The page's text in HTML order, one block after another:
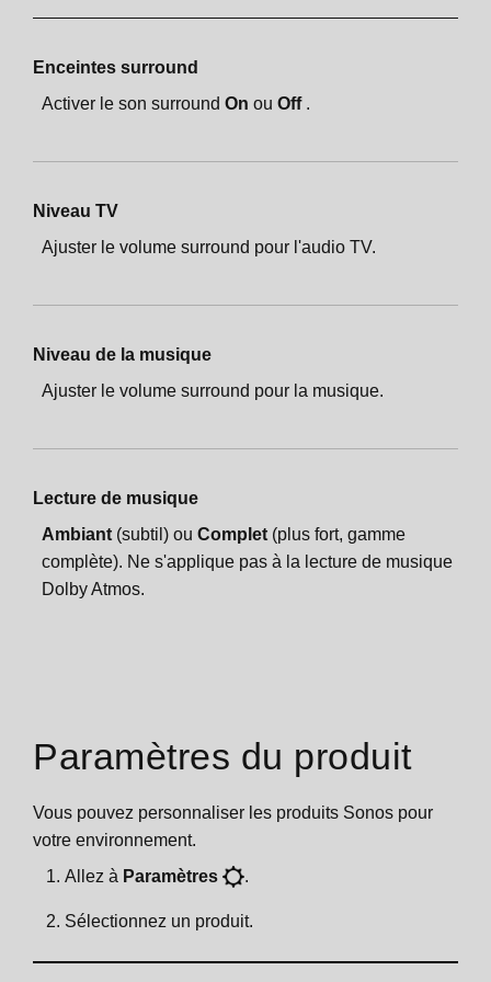
Enceintes surround
Activer le son surround On ou Off.
Niveau TV
Ajuster le volume surround pour l'audio TV.
Niveau de la musique
Ajuster le volume surround pour la musique.
Lecture de musique
Ambiant (subtil) ou Complet (plus fort, gamme
complète). Ne s'applique pas à la lecture de musique
Dolby Atmos.
Paramètres du produit
Vous pouvez personnaliser les produits Sonos pour
votre environnement.
Allez à Paramètres .
Sélectionnez un produit.